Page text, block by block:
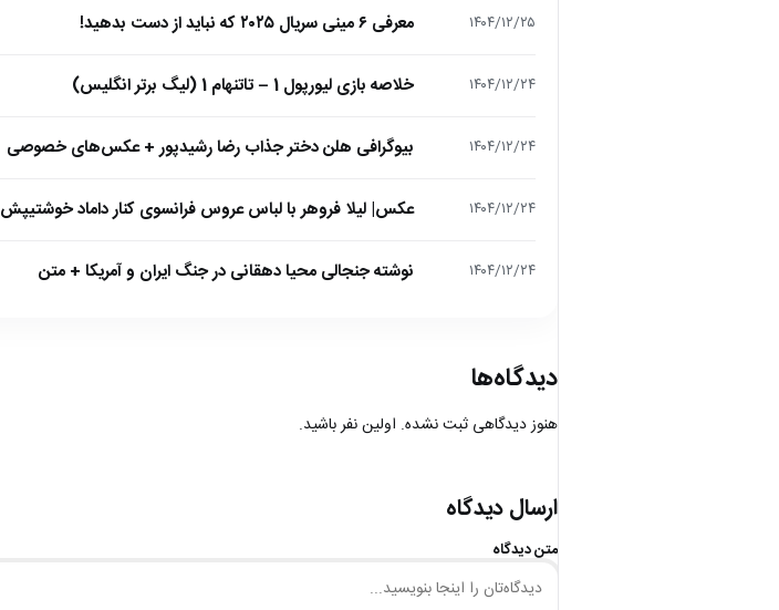
۱۴۰۴/۱۲/۲۵ معرفی ۶ مینی سریال ۲۰۲۵ که نباید از دست بدهید!
۱۴۰۴/۱۲/۲۴ خلاصه بازی لیورپول 1 – تاتنهام 1 (لیگ برتر انگلیس)
۱۴۰۴/۱۲/۲۴ بیوگرافی هلن دختر جذاب رضا رشیدپور + عکس‌های خصوصی
۱۴۰۴/۱۲/۲۴ عکس| لیلا فروهر با لباس عروس فرانسوی کنار داماد خوشتیپش
۱۴۰۴/۱۲/۲۴ نوشته جنجالی محیا دهقانی در جنگ ایران و آمریکا + متن
دیدگاه‌ها
هنوز دیدگاهی ثبت نشده. اولین نفر باشید.
ارسال دیدگاه
متن دیدگاه